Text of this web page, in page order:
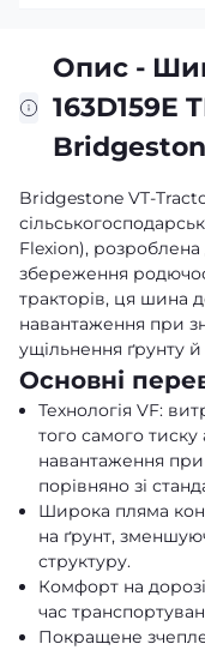
Опис -
163D159E
Bridgestone VT-
Flexion),
збереження
тракторів, ця шина
навантаження при
ущільнення ґрунту
Основні
Технологія VF:
того самого
навантаження
порівняно зі
Широка пляма
на ґрунт,
структуру.
Комфорт на
час
Покращене